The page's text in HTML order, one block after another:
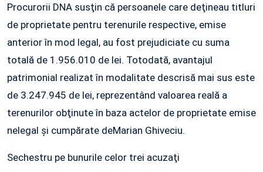
Procurorii DNA susţin că persoanele care deţineau titluri
de proprietate pentru terenurile respective, emise
anterior în mod legal, au fost prejudiciate cu suma
totală de 1.956.010 de lei. Totodată, avantajul
patrimonial realizat în modalitate descrisă mai sus este
de 3.247.945 de lei, reprezentând valoarea reală a
terenurilor obţinute în baza actelor de proprietate emise
nelegal şi cumpărate deMarian Ghiveciu.
Sechestru pe bunurile celor trei acuzaţi